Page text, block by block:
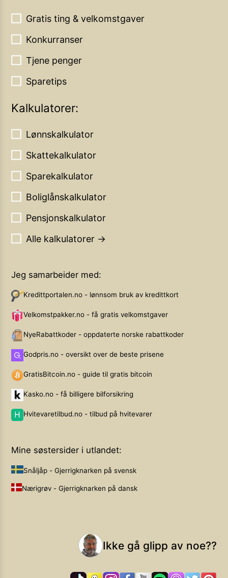
Gratis ting & velkomstgaver
Konkurranser
Tjene penger
Sparetips
Kalkulatorer:
Lønnskalkulator
Skattekalkulator
Sparekalkulator
Boliglånskalkulator
Pensjonskalkulator
Alle kalkulatorer →
Jeg samarbeider med:
Kredittportalen.no - lønnsom bruk av kredittkort
Velkomstpakker.no - få gratis velkomstgaver
NyeRabattkoder - oppdaterte norske rabattkoder
Godpris.no - oversikt over de beste prisene
GratisBitcoin.no - guide til gratis bitcoin
Kasko.no - få billigere bilforsikring
Hvitevaretilbud.no - tilbud på hvitevarer
Mine søstersider i utlandet:
Snåljåp - Gjerrigknarken på svensk
Nærigrøv - Gjerrigknarken på dansk
Ikke gå glipp av noe??